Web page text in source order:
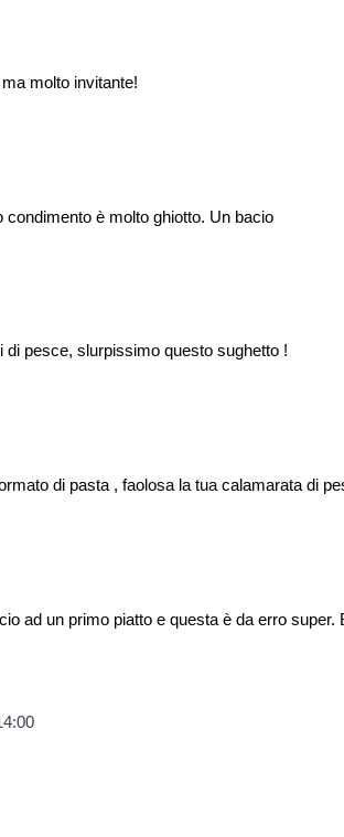
molto invitante!
è molto ghiotto. Un bacio
pesce, slurpissimo questo sughetto !
di pasta , faolosa la tua calamarata di
ad un primo piatto e questa è da erro super.